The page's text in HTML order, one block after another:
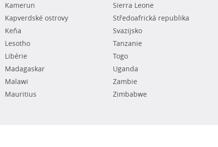
Kamerun
Kapverdské ostrovy
Keňa
Lesotho
Libérie
Madagaskar
Malawi
Mauritius
Sierra Leone
Středoafrická republika
Svazijsko
Tanzanie
Togo
Uganda
Zambie
Zimbabwe